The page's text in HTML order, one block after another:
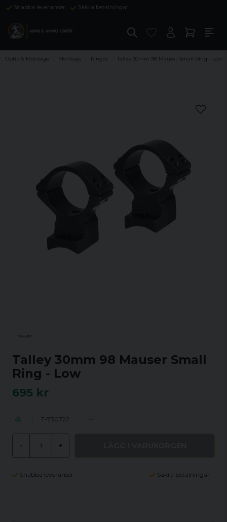
Snabba leveranser Säkra betalningar
Optik & Montage Montage Ringar Talley 30mm 98 Mauser Small Ring - Low
Talley 30mm 98 Mauser Small
Ring - Low
695 kr
T-730722
- +
Snabba leveranser Säkra betalningar